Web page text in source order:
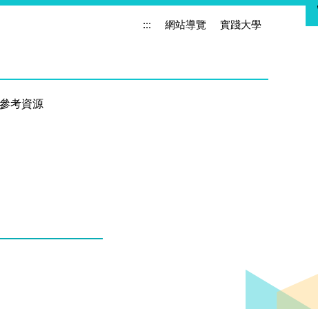
考資源
::: 網站導覽 實踐大學